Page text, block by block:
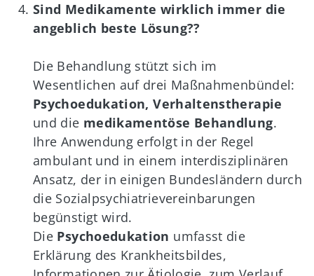
Sind Medikamente wirklich immer die
angeblich beste Lösung??
Die Behandlung stützt sich im
Wesentlichen auf drei Maßnahmenbündel:
Psychoedukation, Verhaltenstherapie
und die medikamentöse Behandlung.
Ihre Anwendung erfolgt in der Regel
ambulant und in einem interdisziplinären
Ansatz, der in einigen Bundesländern durch
die Sozialpsychiatrievereinbarungen
begünstigt wird.
Die Psychoedukation umfasst die
Erklärung des Krankheitsbildes,